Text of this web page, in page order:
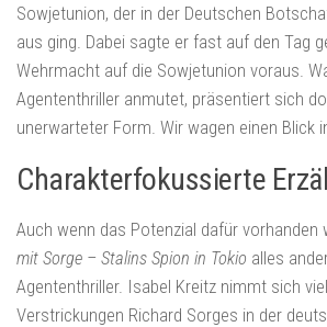
Sowjetunion, der in der Deutschen
aus ging. Dabei sagte er fast auf den Tag
Wehrmacht auf die Sowjetunion voraus.
Agententhriller anmutet, präsentiert sich
unerwarteter Form. Wir wagen einen Blick
Charakterfokussierte
Auch wenn das Potenzial dafür vorhanden
mit Sorge – Stalins Spion in Tokio alles
Agententhriller. Isabel Kreitz nimmt sich
Verstrickungen Richard Sorges in der